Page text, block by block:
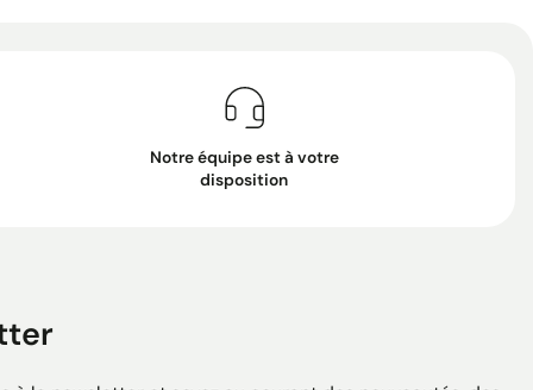
Notre équipe est à votre
disposition